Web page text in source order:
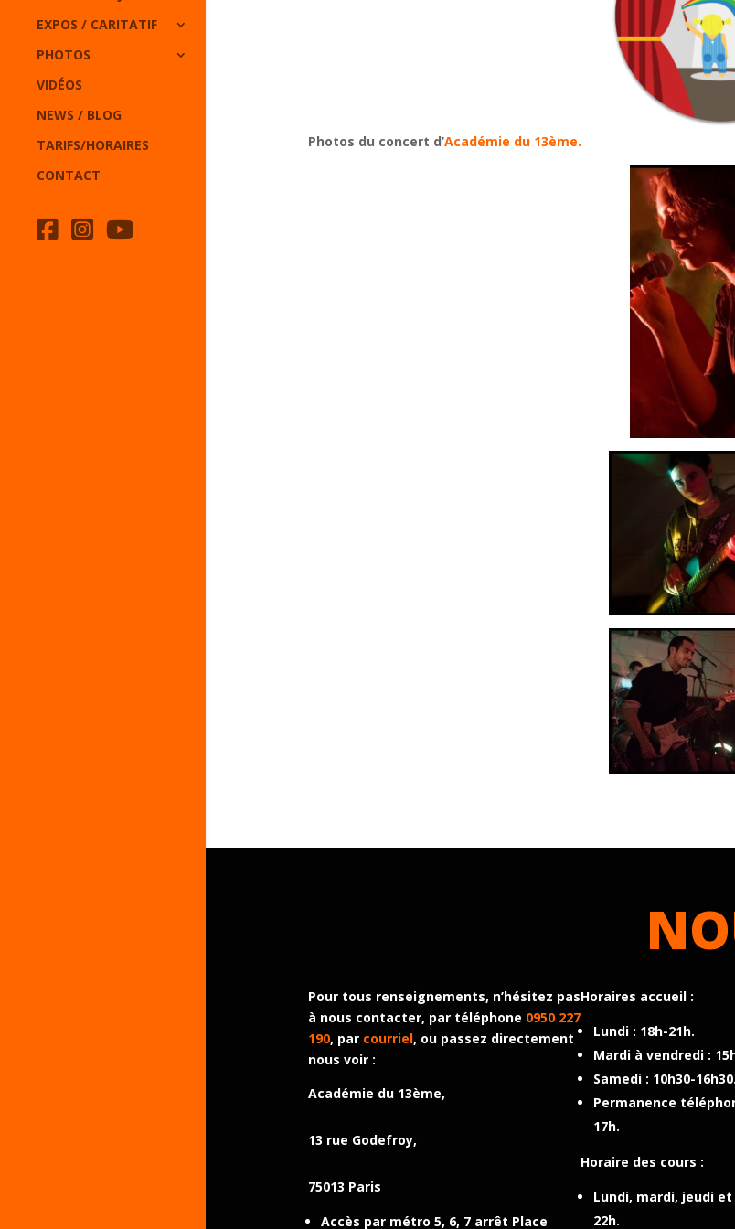
EXPOS / CARITATIF
PHOTOS
VIDÉOS
NEWS / BLOG
TARIFS/HORAIRES
CONTACT
Photos du concert d’Académie du 13ème.
Pour tous renseignements, n’hésitez pas
à nous contacter, par téléphone 0950 227
190, par courriel, ou passez directement
nous voir :
Académie du 13ème,
13 rue Godefroy,
75013 Paris
Accès par métro 5, 6, 7 arrêt Place
Horaires accueil :
Lundi : 18h-21h.
Mardi à vendredi :
Samedi : 10h30-16h30.
Permanence
17h.
Horaire des cours :
Lundi, mardi, jeudi
22h.